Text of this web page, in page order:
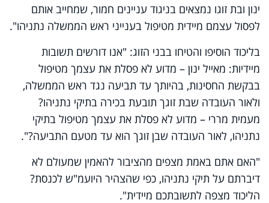
ינון ובת זוגו נמצאים בניגוד עניינים חמור, שמחייב אותם
לפסול עצמם מיידית מטיפול בענייני ראש הממשלה נתניהו".
בליכוד הוסיפו והטיחו בבני הזוג: "אנו דורשים תשובות
מיידיות: מאייל ינון – מדוע לא פסלת את עצמך מטיפול
בבקשת החסינות, בהיותך עד תביעה נגד ראש הממשלה,
ולאור העובדה שבת זוגך תובעת בכירה בתיקי נתניהו?
מעמית מררי – מדוע לא פסלת את עצמך מטיפול בתיקי
נתניהו, לאור העובדה שבן זוגך הוא עד מטעם התביעה?".
"האם אתם באמת מצפים מהציבור להאמין שמעולם לא
דיברתם על תיקי נתניהו, כפי שהצהיר היועמ"ש לכנסת?
הליכוד מצפה לתשובתכם מיידית".